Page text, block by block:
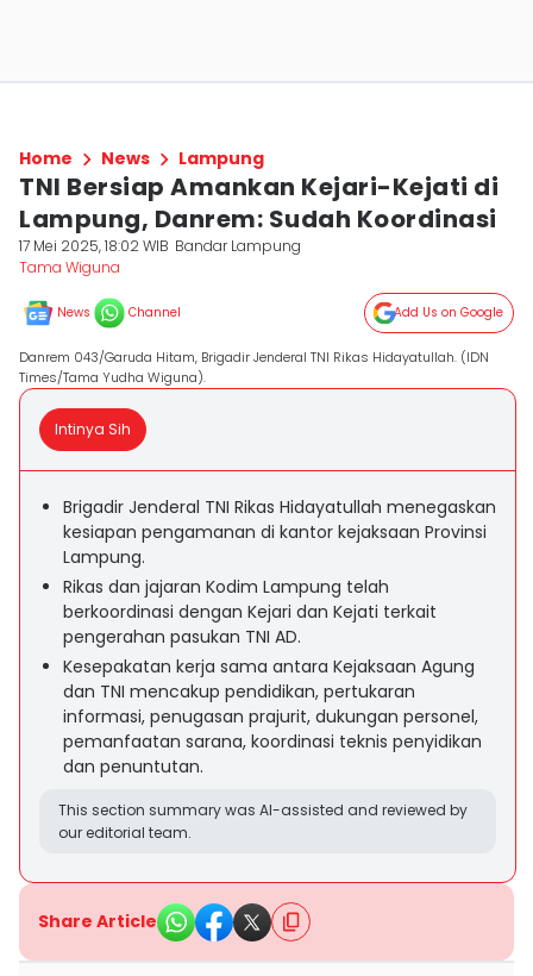
Home News Lampung
TNI Bersiap Amankan Kejari-Kejati di
Lampung, Danrem: Sudah Koordinasi
17 Mei 2025, 18:02 WIB Bandar Lampung
Tama Wiguna
News Channel Add Us on Google
Danrem 043/Garuda Hitam, Brigadir Jenderal TNI Rikas Hidayatullah. (IDN
Times/Tama Yudha Wiguna).
Intinya Sih
Brigadir Jenderal TNI Rikas Hidayatullah menegaskan
kesiapan pengamanan di kantor kejaksaan Provinsi
Lampung.
Rikas dan jajaran Kodim Lampung telah
berkoordinasi dengan Kejari dan Kejati terkait
pengerahan pasukan TNI AD.
Kesepakatan kerja sama antara Kejaksaan Agung
dan TNI mencakup pendidikan, pertukaran
informasi, penugasan prajurit, dukungan personel,
pemanfaatan sarana, koordinasi teknis penyidikan
dan penuntutan.
This section summary was AI-assisted and reviewed by
our editorial team.
Share Article